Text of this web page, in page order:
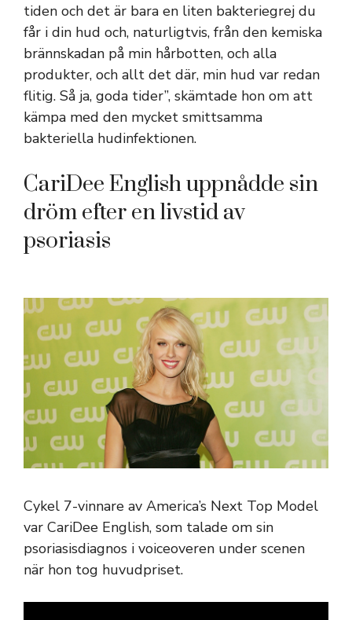
tiden och det är bara en liten bakteriegrej du
får i din hud och, naturligtvis, från den kemiska
brännskadan på min hårbotten, och alla
produkter, och allt det där, min hud var redan
flitig. Så ja, goda tider”, skämtade hon om att
kämpa med den mycket smittsamma
bakteriella hudinfektionen.
CariDee English uppnådde sin
dröm efter en livstid av
psoriasis
Cykel 7-vinnare av America’s Next Top Model
var CariDee English, som talade om sin
psoriasisdiagnos i voiceoveren under scenen
när hon tog huvudpriset.